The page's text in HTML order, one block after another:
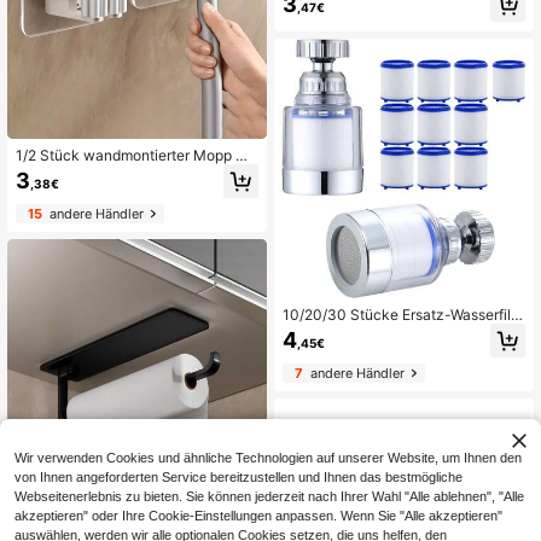
1/2 Stück wandmontierter Mopp Or
ganizer mit Sicherheitshaken, Kuns
tstoff Besen Halter Regal für Schlaf
zimmer, Garten, Küche, Bad, Studen
tenwohnheim platzsparend, Tasch
e, Organiser, Aufbewahrung, Küche
3 ,38€
15andere Händler
Schwammhalter, Abtropfschale & H
üchenspülbecken-Organizer für Ge
schirrspülmittel-Aufbewahrung
,47€
10/20/30 Stücke Ersatz-Wasserfilt
erpatronen für Küche & Bad, 360° d
rehbarer Wasserhahn-Wasserfilter -
ohne Strom, blau & weiß, einfache I
nstallation Wasserhahn-Wasserfilter
tur, entfernt Chlor, Fluorid und Schw
4 ,45€
7 andere Händler
Wir verwenden Cookies und ähnliche Technologien auf unserer Website, um Ihnen den
von Ihnen angeforderten Service bereitzustellen und Ihnen das bestmögliche
Webseitenerlebnis zu bieten. Sie können jederzeit nach Ihrer Wahl "Alle ablehnen", "Alle
akzeptieren" oder Ihre Cookie-Einstellungen anpassen. Wenn Sie "Alle akzeptieren"
auswählen, werden wir alle optionalen Cookies setzen, die uns helfen, den